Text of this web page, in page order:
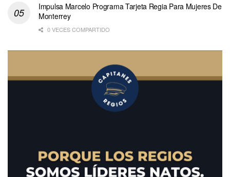
Impulsa Marcelo Programa Tarjeta Regia Para Mujeres De
Monterrey
0 VECES COMPARTIDO